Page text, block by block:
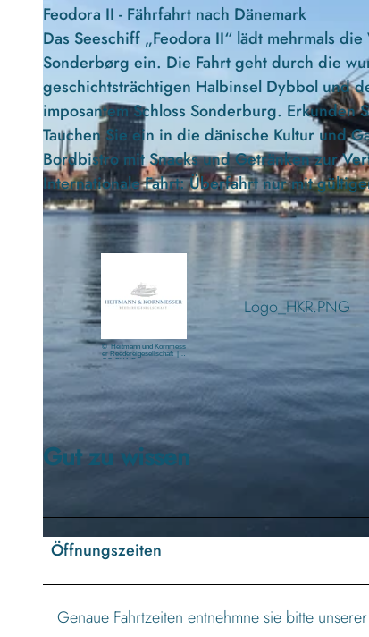
© Heitmann und Kornmesser Reedereigesellschaft |
© Heitmann und Kornmesser Reedereigesellschaft |
Feodora II - Fährfahrt nach Dänemark
Das Seeschiff „Feodora II“ lädt mehrmals
Sonderbørg ein. Die Fahrt geht durch die
geschichtsträchtigen Halbinsel Dybbol und
imposantem Schloss Sonderburg.
Tauchen Sie ein in die dänische Kultur und
Bordbistro mit Snacks und Getränken zur
Internationale Fahrt: Überfahrt nur mit
© Heitmann und Kornmess
er Reedereigesellschaft |
CC-BY-ND
Logo_HKR.PNG
Gut zu wissen
Öffnungszeiten
Genaue Fahrtzeiten entnehmne sie bitte